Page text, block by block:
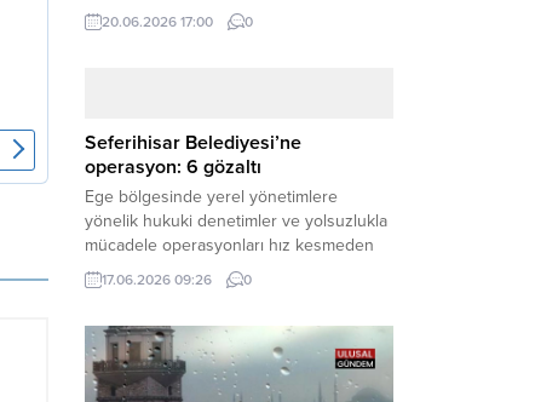
geleceğini belirleyecek sınava geç kalma
tehlikesiyle karşı karşıya kalan bir
yolunu tutan binlerce aday arasında,
sınav yerine zamanında ulaşamayan bir
öğrenci büyük bir panik yaşadı....
20.06.2026 17:00 0
Seferihisar Belediyesi’ne
operasyon: 6 gözaltı
Ege bölgesinde yerel yönetimlere
yönelik hukuki denetimler ve yolsuzlukla
mücadele operasyonları hız kesmeden
devam ediyor. İzmir’in turistik ilçelerinden
Seferihisar Belediyesi, sabah saatlerinde
operasyonuyla sarsıldı. Haber Merkezi –
İzmir Cumhuriyet Başsavcılığı
koordinesinde yürütülen geniş kapsamlı
17.06.2026 09:26 0